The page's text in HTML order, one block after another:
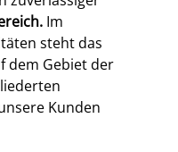
Im
steht das
dem Gebiet der
Kunden